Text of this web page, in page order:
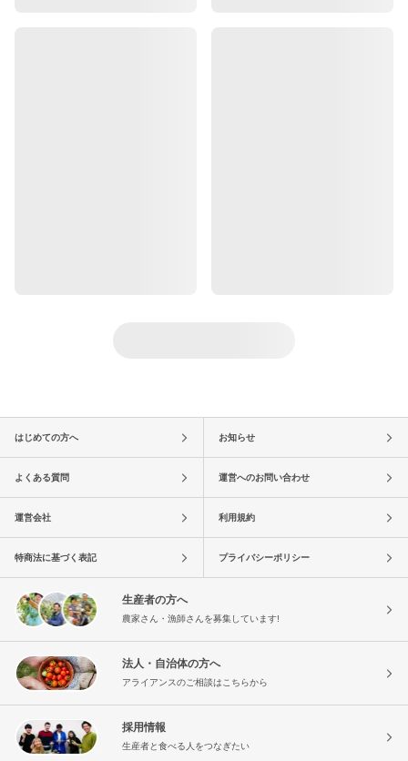
はじめての方へ お知らせ
よくある質問 運営へのお問い合わせ
運営会社 利用規約
特商法に基づく表記 プライバシーポリシー
生産者の方へ
農家さん・漁師さんを募集しています!
法人・自治体の方へ
アライアンスのご相談はこちらから
採用情報
生産者と食べる人をつなぎたい